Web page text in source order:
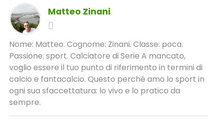
Matteo Zinani
Nome: Matteo. Cognome: Zinani. Classe: poca.
Passione: sport. Calciatore di Serie A mancato,
voglio essere il tuo punto di riferimento in termini di
calcio e fantacalcio. Questo perché amo lo sport in
ogni sua sfaccettatura: lo vivo e lo pratico da
sempre.